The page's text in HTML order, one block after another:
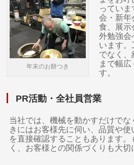
年末のお餅つき
ってい
会・新年
食、展示
外勉強会
います。
でなく、
まで幅広
す。
PR活動・全社員営業
当社では、機械を動かすだけでな
きにはお客様先に伺い、品質や
を直接確認することもあります
く、お客様との関係づくりも大切